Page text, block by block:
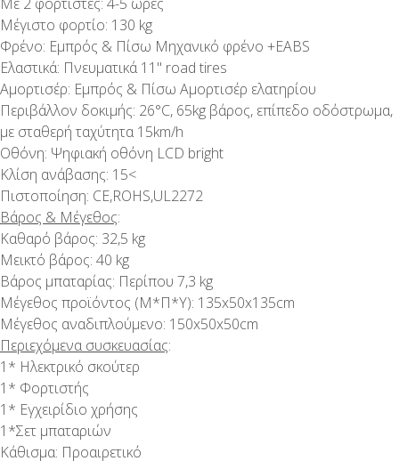
Μέγιστο φορτίο: 130 kg
Φρένο: Εμπρός & Πίσω Μηχανικό φρένο +EABS
Ελαστικά: Πνευματικά 11" road tires
Αμορτισέρ: Εμπρός & Πίσω Αμορτισέρ ελατηρίου
Περιβάλλον δοκιμής: 26°C, 65kg βάρος, επίπεδο οδόστρωμα,
με σταθερή ταχύτητα 15km/h
Οθόνη: Ψηφιακή οθόνη LCD bright
Κλίση ανάβασης: 15<
Πιστοποίηση: CE,ROHS,UL2272
Βάρος & Μέγεθος:
Καθαρό βάρος: 32,5 kg
Μεικτό βάρος: 40 kg
Βάρος μπαταρίας: Περίπου 7,3 kg
Μέγεθος προϊόντος (Μ*Π*Υ): 135x50x135cm
Μέγεθος αναδιπλούμενο: 150x50x50cm
Περιεχόμενα συσκευασίας:
1* Ηλεκτρικό σκούτερ
1* Φορτιστής
1* Εγχειρίδιο χρήσης
1*Σετ μπαταριών
Κάθισμα: Προαιρετικό